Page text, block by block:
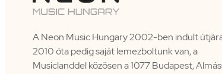
A Neon Music Hungary 2002-ben indult
2010 óta pedig saját lemezboltunk van, a
Musiclanddel közösen a 1077 Budapest,